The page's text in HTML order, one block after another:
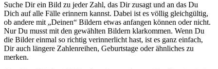
Suche Dir ein Bild zu jeder Zahl, das Dir zusagt und an das Du
Dich auf alle Fälle erinnern kannst. Dabei ist es völlig gleichgültig,
ob andere mit „Deinen“ Bildern etwas anfangen können oder nicht.
Nur Du musst mit den gewählten Bildern klarkommen. Wenn Du
die Bilder einmal so richtig verinnerlicht hast, ist es ganz einfach,
Dir auch längere Zahlenreihen, Geburtstage oder ähnliches zu
merken.